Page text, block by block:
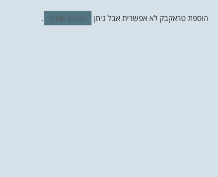
הוספת טראקבק לא אפשרית אבל ניתן לפרסם תגובה .